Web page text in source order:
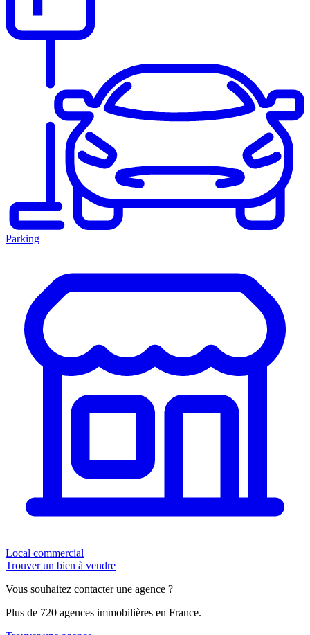
Parking
Local commercial
Trouver un bien à vendre
Vous souhaitez contacter une agence ?
Plus de 720 agences immobilières en France.